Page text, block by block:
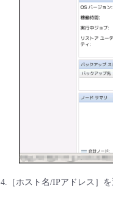
4.［ホスト名/IPアドレス］を